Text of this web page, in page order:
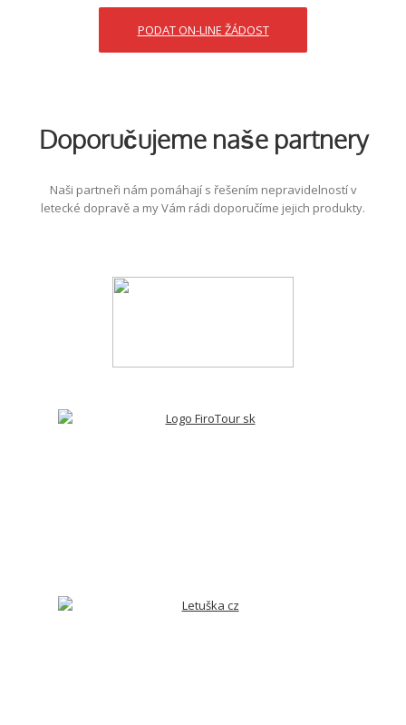
PODAT ON-LINE ŽÁDOST
Doporučujeme naše partnery
Naši partneři nám pomáhají s řešením nepravidelností v
letecké dopravě a my Vám rádi doporučíme jejich produkty.